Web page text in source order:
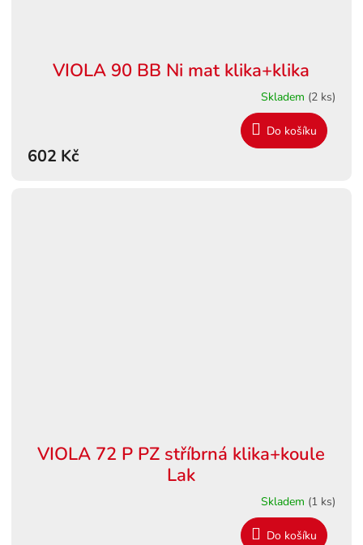
VIOLA 90 BB Ni mat klika+klika
Skladem (2 ks)
602 Kč
Do košíku
VIOLA 72 P PZ stříbrná klika+koule
Lak
Skladem (1 ks)
Do košíku